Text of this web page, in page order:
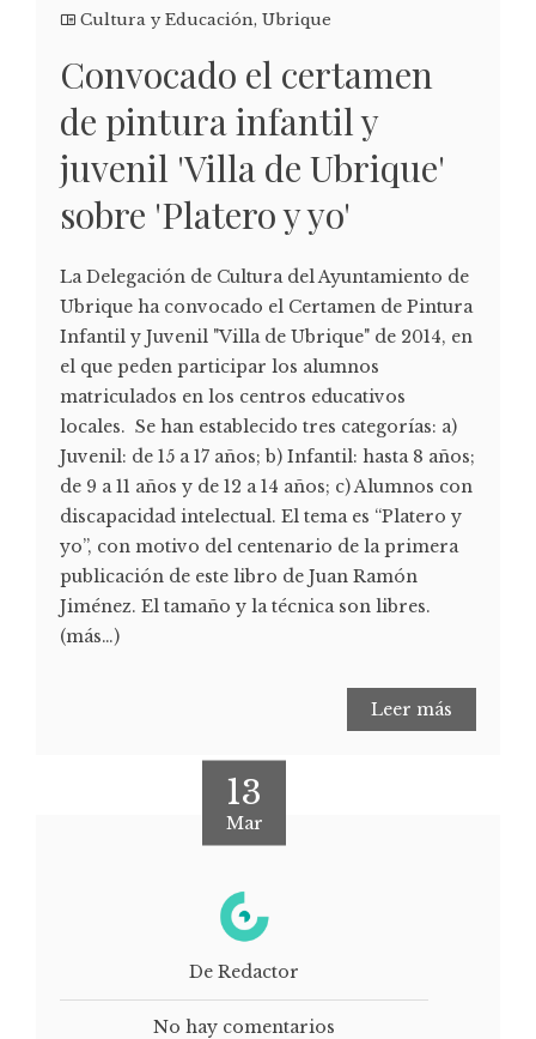
Cultura y Educación, Ubrique
Convocado el certamen
de pintura infantil y
juvenil 'Villa de Ubrique'
sobre 'Platero y yo'
La Delegación de Cultura del Ayuntamiento de
Ubrique ha convocado el Certamen de Pintura
Infantil y Juvenil "Villa de Ubrique" de 2014, en
el que peden participar los alumnos
matriculados en los centros educativos
locales. Se han establecido tres categorías: a)
Juvenil: de 15 a 17 años; b) Infantil: hasta 8 años;
de 9 a 11 años y de 12 a 14 años; c) Alumnos con
discapacidad intelectual. El tema es “Platero y
yo”, con motivo del centenario de la primera
publicación de este libro de Juan Ramón
Jiménez. El tamaño y la técnica son libres.
(más…)
Leer más
13
Mar
De Redactor
No hay comentarios